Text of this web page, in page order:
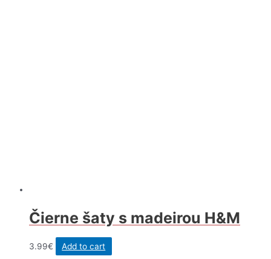
Čierne šaty s madeirou H&M
3.99€ Add to cart